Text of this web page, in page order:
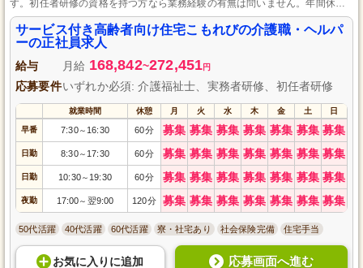
す。初任者研修の資格を持つ方なら業務経験の有無は問いません。年間休日
が112日と多く、社会保険完備、年2回の賞与支給と、安定した待遇でワーク
ライフバランスを重視した働き方が可能です。さまざまなライフステージを
支える複合施設で、一緒に入居者さまの充実した日々を支援しませんか。
サービス付き高齢者向け住宅こもれびの介護職・ヘルパ
ーの正社員求人
給与 月給 168,842~272,451円
応募要件いずれか必須: 介護福祉士、実務者研修、初任者研修
就業時間 休憩 月 火 水 木 金 土 日
早番 7:30～ 16:30 60分 募集 募集 募集 募集 募集 募集 募集
日勤 8:30～ 17:30 60分 募集 募集 募集 募集 募集 募集 募集
日勤 10:30～ 19:30 60分 募集 募集 募集 募集 募集 募集 募集
夜勤 17:00～ 翌9:00 120分 募集 募集 募集 募集 募集 募集 募集
50代活躍 40代活躍 60代活躍 寮・社宅あり 社会保険完備 住宅手当
お気に入り に追加 応募画面へ進む